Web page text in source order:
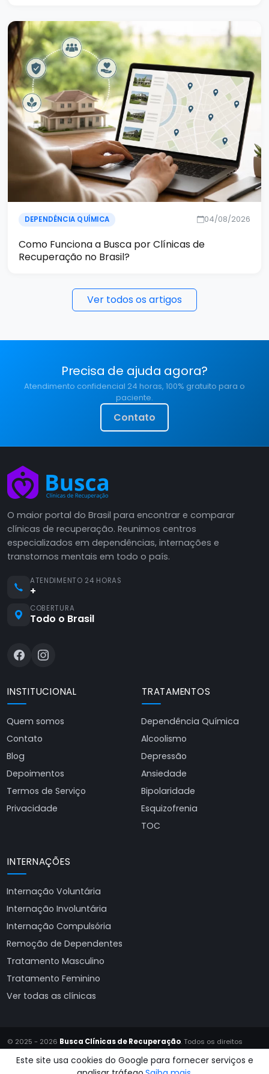
DEPENDÊNCIA QUÍMICA 04/08/2026
Como Funciona a Busca por Clínicas de
Recuperação no Brasil?
Ver todos os artigos
Precisa de ajuda agora?
Atendimento confidencial 24 horas, 100% gratuito para o
paciente.
Contato
O maior portal do Brasil para encontrar e comparar
clínicas de recuperação. Reunimos centros
especializados em dependências, internações e
transtornos mentais em todo o país.
ATENDIMENTO 24 HORAS
+
COBERTURA
Todo o Brasil
INSTITUCIONAL
Quem somos
Contato
Blog
Depoimentos
Termos de Serviço
Privacidade
TRATAMENTOS
Dependência Química
Alcoolismo
Depressão
Ansiedade
Bipolaridade
Esquizofrenia
TOC
INTERNAÇÕES
Internação Voluntária
Internação Involuntária
Internação Compulsória
Remoção de Dependentes
Tratamento Masculino
Tratamento Feminino
Ver todas as clínicas
© 2025 - 2026 Busca Clínicas de Recuperação. Todos os direitos
reservados.
Site produzido porAlmeida Sites
Este site usa cookies do Google para fornecer serviços e